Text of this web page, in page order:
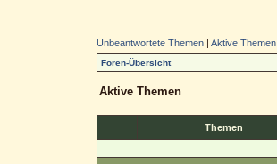
Unbeantwortete Themen| Aktive Themen
Foren-Übersicht
Aktive Themen
Themen